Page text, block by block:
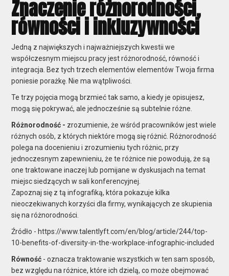
Znaczenie różnorodności,
równości i inkluzywności
Jedną z największych i najważniejszych kwestii we
współczesnym miejscu pracy jest różnorodność, równość i
integracja . Bez tych trzech elementówelementów Twoja firma
poniesie porażkę. Nie ma wątpliwości.
Te trzy pojęcia mogą brzmieć tak samo, a kiedy je opisujesz,
mogą się pokrywać, ale jednocześnie są subtelnie różne.
Różnorodność - zrozumienie, że wśród pracowników jest wiele
różnych osób, z których niektóre mogą się różnić. Różnorodność
polega na docenieniu i zrozumieniu tych różnic, przy
jednoczesnym zapewnieniu, że te różnice nie powodują, że są
one traktowane inaczej lub pomijane w dyskusjach na temat
miejsc siedzących w sali konferencyjnej.
Zapoznaj się z tą infografiką, która pokazuje kilka
nieoczekiwanych korzyści dla firmy, wynikających ze skupienia
się na różnorodności.
Źródło - https://www.talentlyft.com/en/blog/article/244/top-
10-benefits-of-diversity-in-the-workplace-infographic-included
Równość - oznacza traktowanie wszystkich w ten sam sposób,
bez względu na różnice, które ich dzielą, co może obejmować